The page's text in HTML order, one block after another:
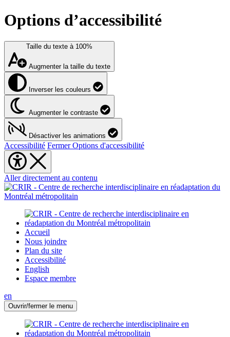
Options d’accessibilité
Taille du texte à 100%
Augmenter la taille du texte
Inverser les couleurs
Augmenter le contraste
Désactiver les animations
Accessibilité Fermer Options d'accessibilité
Aller directement au contenu
Accueil
Nous joindre
Plan du site
Accessibilité
English
Espace membre
en
Ouvrir/fermer le menu